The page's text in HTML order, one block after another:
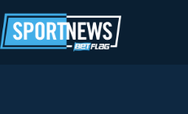
al
contenuto